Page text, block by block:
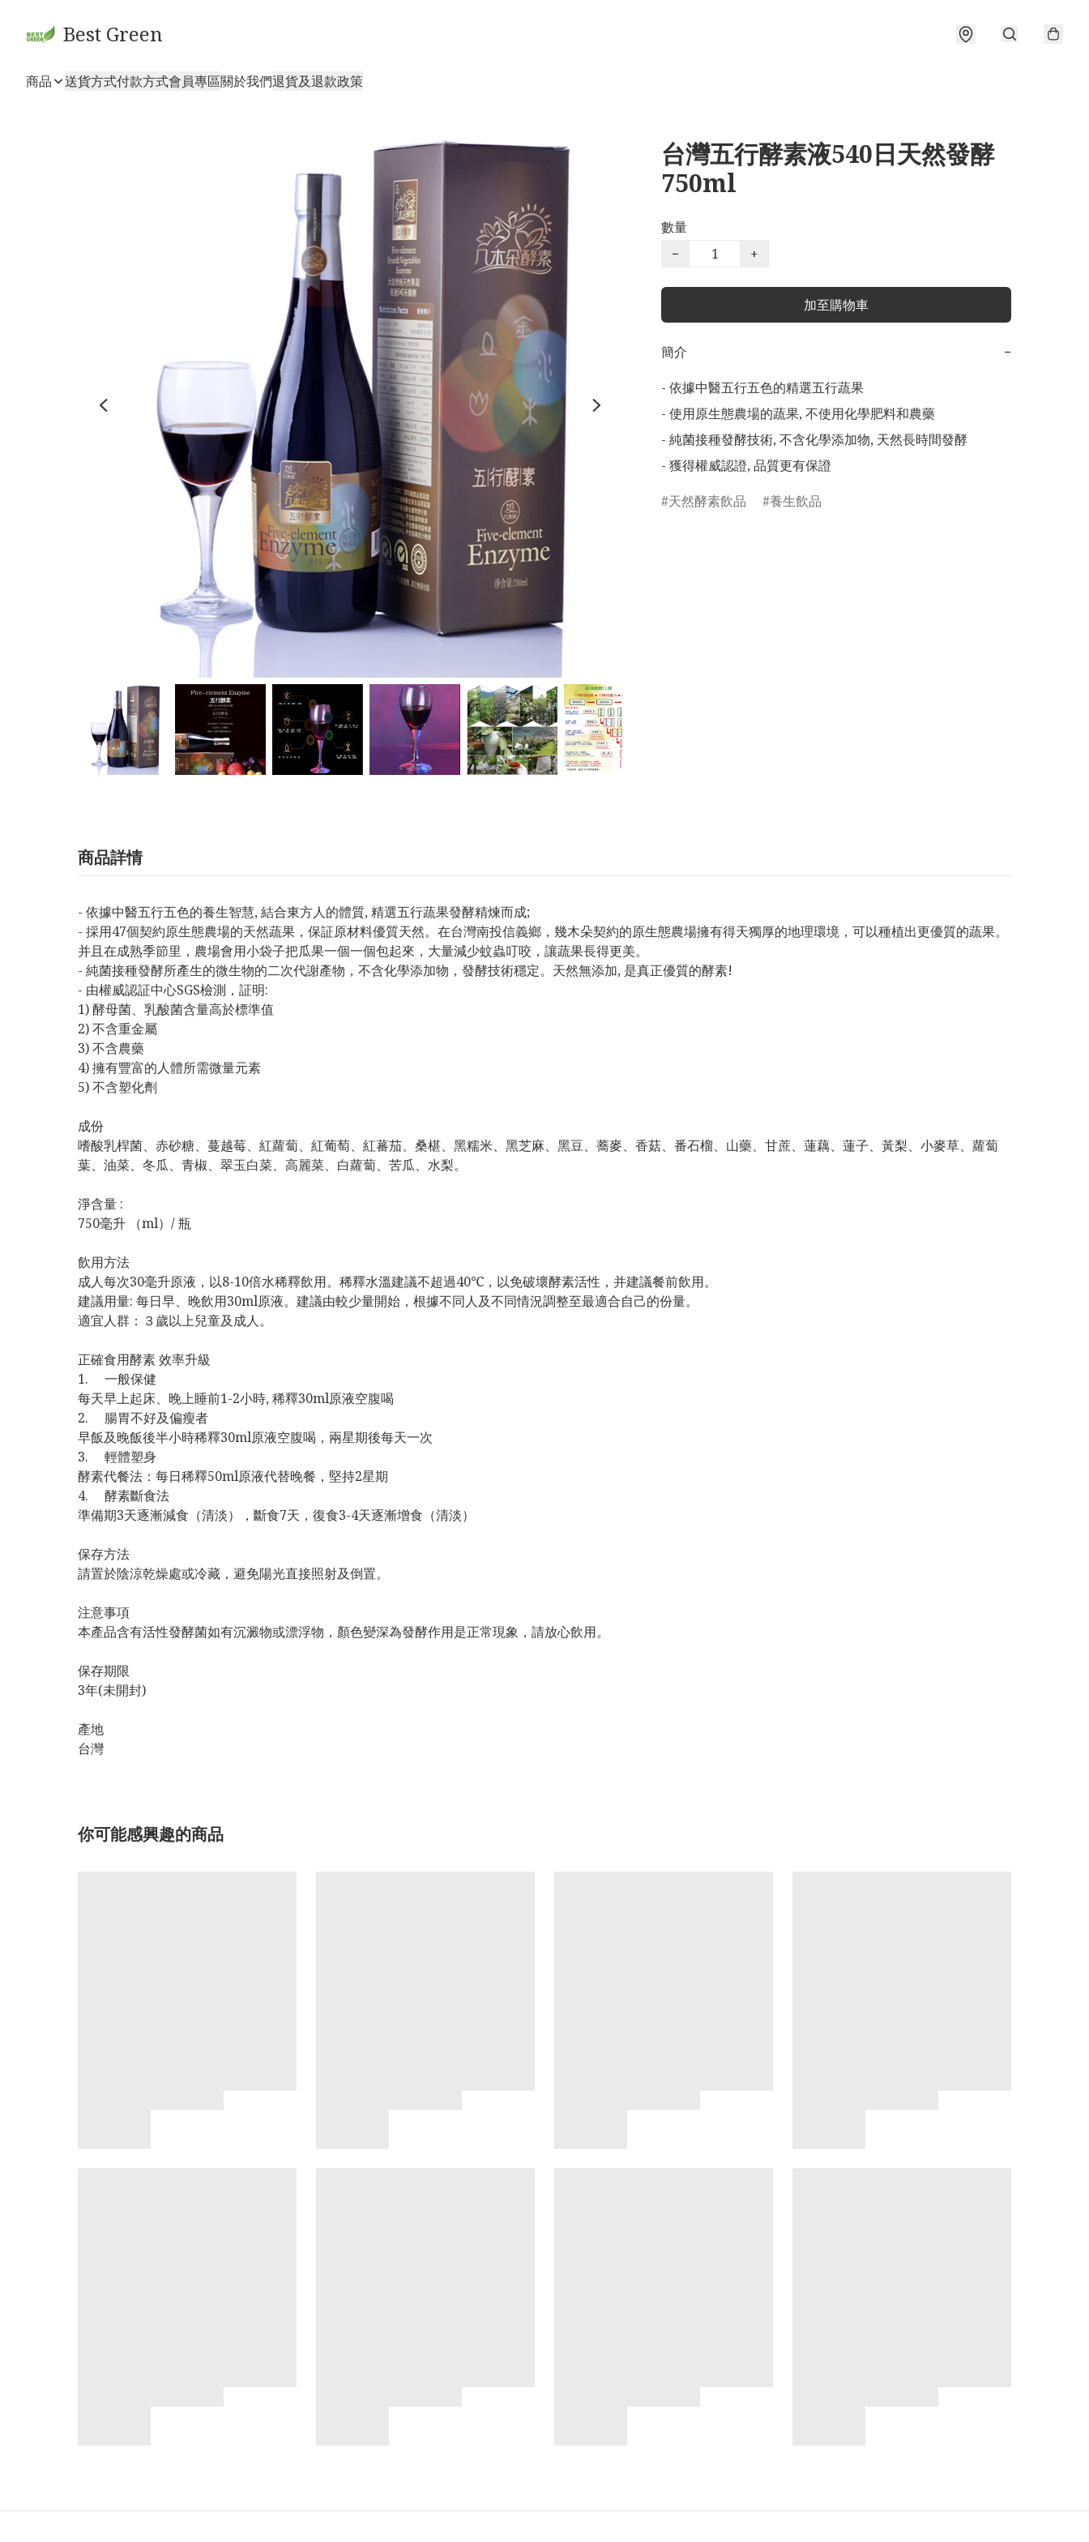
Best Green
商品 送貨方式付款方式會員專區關於我們退貨及退款政策
台灣五行酵素液540日天然發酵
750ml
數量
−
+
加至購物車
簡介
−
- 依據中醫五行五色的精選五行蔬果
- 使用原生態農場的蔬果, 不使用化學肥料和農藥
- 純菌接種發酵技術, 不含化學添加物, 天然長時間發酵
天然酵素飲品
養生飲品
商品詳情
- 依據中醫五行五色的養生智慧, 結合東方人的體質, 精選五行蔬果發酵精煉而成;
- 採用47個契約原生態農場的天然蔬果，保証原材料優質天然。在台灣南投信義鄉，幾木朵契約的原生態農場擁有得天獨厚的地理環境，可以種植出更優質的蔬果。
并且在成熟季節里，農場會用小袋子把瓜果一個一個包起來，大量減少蚊蟲叮咬，讓蔬果長得更美。
- 純菌接種發酵所產生的微生物的二次代謝產物，不含化學添加物，發酵技術穩定。天然無添加, 是真正優質的酵素!
- 由權威認証中心SGS檢測，証明:
1) 酵母菌、乳酸菌含量高於標準值
2) 不含重金屬
3) 不含農藥
4) 擁有豐富的人體所需微量元素
5) 不含塑化劑
成份
嗜酸乳桿菌、赤砂糖、蔓越莓、紅蘿蔔、紅葡萄、紅蕃茄、桑椹、黑糯米、黑芝麻、黑豆、蕎麥、香菇、番石榴、山藥、甘蔗、蓮藕、蓮子、黃梨、小麥草、蘿蔔
葉、油菜、冬瓜、青椒、翠玉白菜、高麗菜、白蘿蔔、苦瓜、水梨。
淨含量 :
750毫升 （ml）/ 瓶
飲用方法
成人每次30毫升原液，以8-10倍水稀釋飲用。稀釋水溫建議不超過40℃，以免破壞酵素活性，并建議餐前飲用。
建議用量: 每日早、晚飲用30ml原液。建議由較少量開始，根據不同人及不同情況調整至最適合自己的份量。
適宜人群：３歲以上兒童及成人。
正確食用酵素 效率升級
1. 一般保健
每天早上起床、晚上睡前1-2小時, 稀釋30ml原液空腹喝
2. 腸胃不好及偏瘦者
早飯及晚飯後半小時稀釋30ml原液空腹喝，兩星期後每天一次
3. 輕體塑身
酵素代餐法：每日稀釋50ml原液代替晚餐，堅持2星期
4. 酵素斷食法
準備期3天逐漸減食（清淡），斷食7天，復食3-4天逐漸增食（清淡）
保存方法
請置於陰涼乾燥處或冷藏，避免陽光直接照射及倒置。
注意事項
本產品含有活性發酵菌如有沉澱物或漂浮物，顏色變深為發酵作用是正常現象，請放心飲用。
保存期限
3年(未開封)
產地
台灣
你可能感興趣的商品